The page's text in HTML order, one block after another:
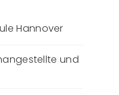
Hannover
und